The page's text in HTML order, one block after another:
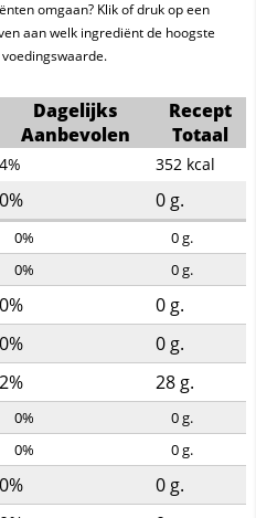
omgaan? Klik of druk op een
aan welk ingrediënt de hoogste
Dagelijks
Aanbevolen
Recept
Totaal
4% 352 kcal
0% 0 g.
0% 0g.
0% 0g.
0% 0 g.
0% 0 g.
2% 28 g.
0% 0g.
0% 0g.
0% 0 g.